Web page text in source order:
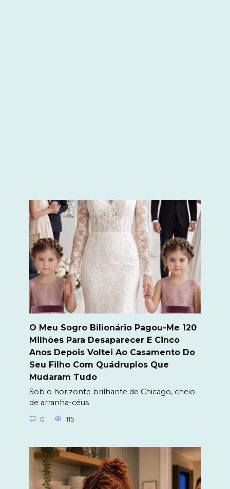
O Meu Sogro Bilionário Pagou-Me 120
Milhões Para Desaparecer E Cinco
Anos Depois Voltei Ao Casamento Do
Seu Filho Com Quádruplos Que
Mudaram Tudo
Sob o horizonte brilhante de Chicago, cheio
de arranha-céus
0 115